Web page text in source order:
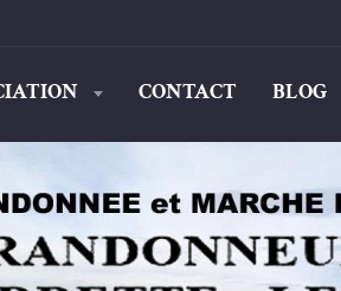
CONTACT BLOG